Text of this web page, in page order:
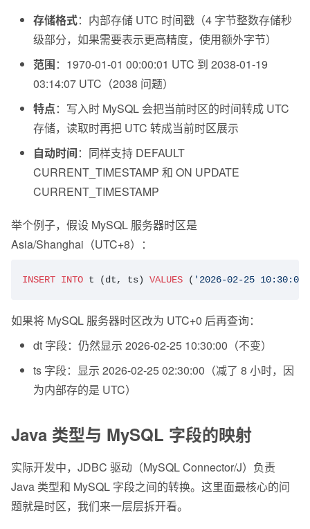
存储格式：内部存储 UTC 时间戳（4 字节整数存储秒
级部分，如果需要表示更高精度，使用额外字节）
范围：1970-01-01 00:00:01 UTC 到 2038-01-19
03:14:07 UTC（2038 问题）
特点：写入时 MySQL 会把当前时区的时间转成 UTC
存储，读取时再把 UTC 转成当前时区展示
自动时间：同样支持 DEFAULT
CURRENT_TIMESTAMP 和 ON UPDATE
CURRENT_TIMESTAMP
举个例子，假设 MySQL 服务器时区是
Asia/Shanghai（UTC+8）：
INSERT INTO t (dt, ts) VALUES ( '2026-02-25 10:30:00'
如果将 MySQL 服务器时区改为 UTC+0 后再查询：
dt 字段：仍然显示 2026-02-25 10:30:00（不变）
ts 字段：显示 2026-02-25 02:30:00（减了 8 小时，因
为内部存的是 UTC）
Java 类型与 MySQL 字段的映射
实际开发中，JDBC 驱动（MySQL Connector/J）负责
Java 类型和 MySQL 字段之间的转换。这里面最核心的问
题就是时区，我们来一层层拆开看。